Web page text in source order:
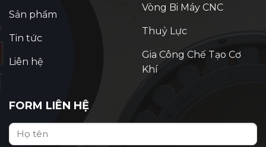
Sản phẩm
Tin tức
Liên hệ
Vòng Bi Máy CNC
Thuỷ Lực
Gia Công Chế Tạo Cơ
Khí
FORM LIÊN HỆ